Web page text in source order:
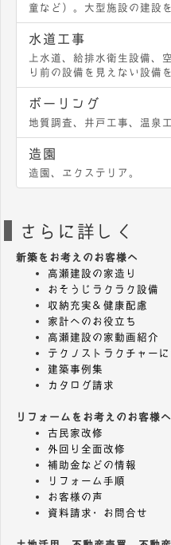
童など）。大型施設の建設
水道工事
上水道、給排水衛生設備、
り前の設備を見えない設備
ボーリング
地質調査、井戸工事、温泉
造園
造園、エクステリア。
さらに詳しく
新築をお考えのお客様へ
高瀬建設の家造り
おそうじラクラク設備
収納充実＆健康配慮
家計へのお役立ち
高瀬建設の家動画紹介
テクノストラクチャーに
建築事例集
カタログ請求
リフォームをお考えのお客様へ
古民家改修
外回り全面改修
補助金などの情報
リフォーム手順
お客様の声
資料請求・お問合せ